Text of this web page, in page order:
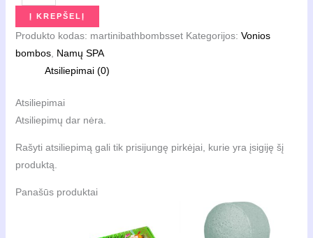
Vonios
burbulų
rinkinys
Martini,
g
Į KREPŠELĮ
Produkto kodas: martinibathbombsset Kategorijos: Vonios
bombos, Namų SPA
Atsiliepimai (0)
Atsiliepimai
Atsiliepimų dar nėra.
Rašyti atsiliepimą gali tik prisijungę pirkėjai, kurie yra įsigiję šį
produktą.
Panašūs produktai